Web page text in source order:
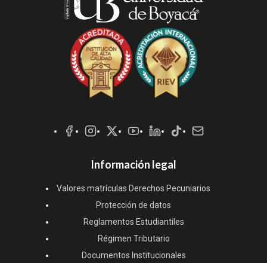
Sociales
Información legal
Valores matrículas Derechos Pecuniarios
Protección de datos
Reglamentos Estudiantiles
Régimen Tributario
Documentos Institucionales